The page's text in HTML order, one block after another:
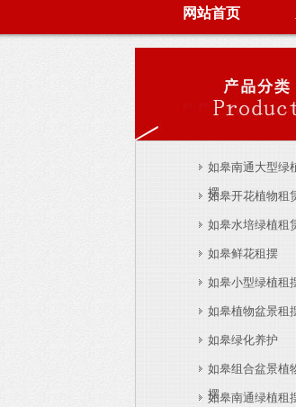
网站首页
如皋南通大型绿
摆
如皋开花植物租
如皋水培绿植租
如皋鲜花租摆
如皋小型绿植租
如皋植物盆景租
如皋绿化养护
如皋组合盆景植
摆
如皋南通绿植租